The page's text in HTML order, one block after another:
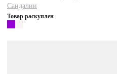
Сандалии
Товар раскуплен